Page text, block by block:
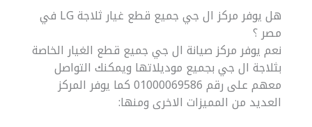
هل يوفر مركز ال جي جميع قطع غيار ثلاجة LG في
مصر ؟
نعم يوفر مركز صيانة ال جي جميع قطع الغيار الخاصة
بثلاجة ال جي بجميع موديلاتها ويمكنك التواصل
معهم على رقم 01000069586 كما يوفر المركز
العديد من المميزات الاخرى ومنها: